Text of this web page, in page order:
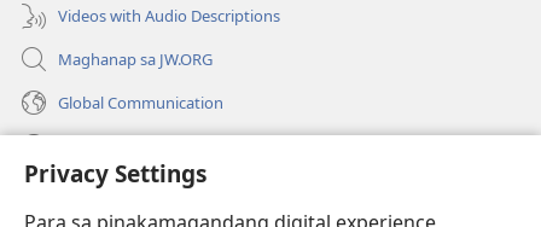
Privacy Settings
Videos with Audio Descriptions
Maghanap sa JW.ORG
Global Communication
(may